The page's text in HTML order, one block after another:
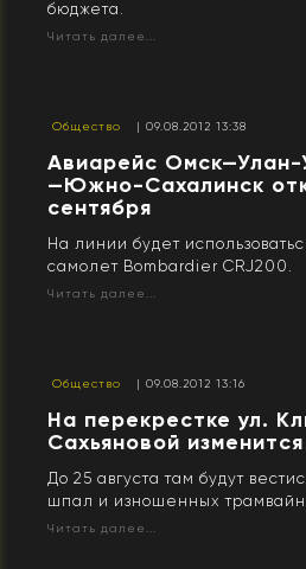
бюджета.
Читать далее...
Общество | 09.08.2012 13:38
Авиарейс
—Южно-Сахалинск
сентября
На линии будет
самолет Bombardier CRJ200.
Читать далее...
Общество | 09.08.2012 13:16
На перекрестке ул.
Сахьяновой
До 25 августа там будут
шпал и изношенных
Читать далее...